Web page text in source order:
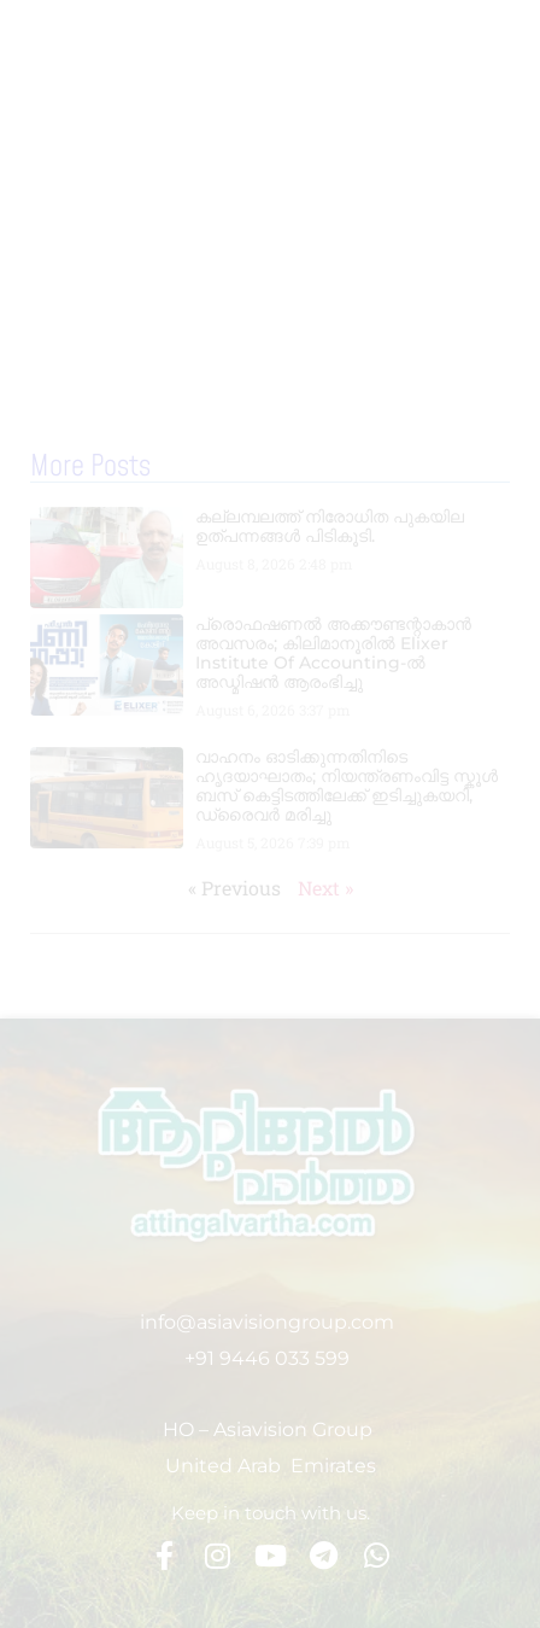
More Posts
കല്ലമ്പലത്ത് നിരോധിത പുകയില
ഉത്പന്നങ്ങൾ പിടികൂടി.
പ്രൊഫഷണൽ അക്കൗണ്ടന്റാകാൻ
അവസരം; കിലിമാനൂരിൽ Elixer
Institute Of Accounting-ൽ
അഡ്മിഷൻ ആരംഭിച്ചു
വാഹനം ഓടിക്കുന്നതിനിടെ
ഹൃദയാഘാതം; നിയന്ത്രണംവിട്ട സ്കൂൾ
ബസ് കെട്ടിടത്തിലേക്ക് ഇടിച്ചുകയറി,
ഡ്രൈവർ മരിച്ചു
« Previous Next »
info@asiavisiongroup.com
+91 9446 033 599
HO – Asiavision Group
United Arab Emirates
Keep in touch with us.